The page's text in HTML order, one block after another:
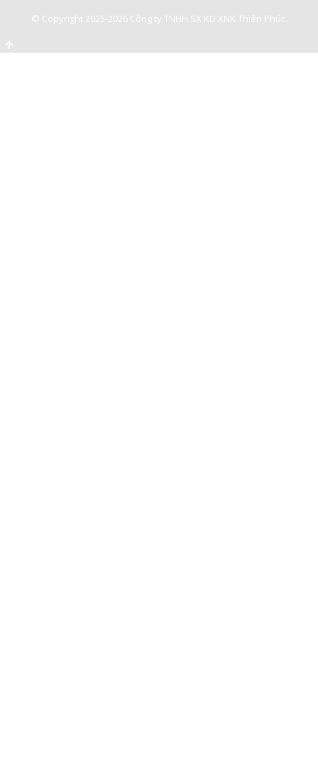
© Copyright 2025-2026 Công ty TNHH SX KD XNK Thiên Phúc.